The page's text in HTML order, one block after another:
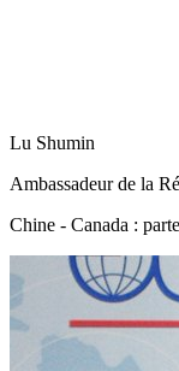
Lu Shumin
Ambassadeur de la
Chine - Canada :